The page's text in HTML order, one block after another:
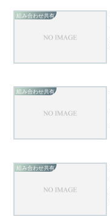
組み合わせ共有
組み合わせ共有
組み合わせ共有